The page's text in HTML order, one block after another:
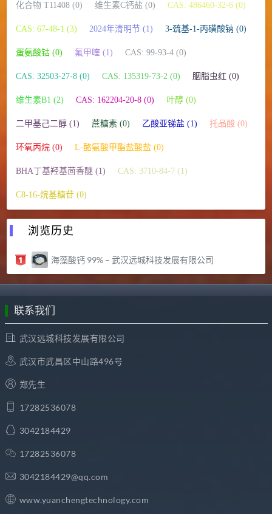
化合物 T11408 (0) 维生素C钙盐 (0) CAS: 486460-32-6 (0)
CAS: 67-48-1 (3) 2024年清明节 (1) 3-巯基-1-丙磺酸钠 (0)
蛋氨酸钴 (0) 氟甲喹 (1) CAS: 99-93-4 (0)
CAS: 32503-27-8 (0) CAS: 135319-73-2 (0) 胭脂虫红 (0)
维生素B1 (2) CAS: 162204-20-8 (0) 叶醇 (0)
二甲基己二醇 (1) 蔗糖素 (0) 乙酸亚锑盐 (1) 托品酸 (0)
环氧丙烷 (0) L-酪氨酸甲酯盐酸盐 (0)
BHA丁基羟基茴香醚 (1) CAS: 3710-84-7 (1)
C8-16-烷基糖苷 (0)
浏览历史
海藻酸钙 99% – 武汉远城科技发展有限公司
联系我们
武汉远城科技发展有限公司
武汉市武昌区中山路496号
郑先生
17282536078
3042184429
17282536078
3042184429@qq.com
www.yuanchengtechnology.com